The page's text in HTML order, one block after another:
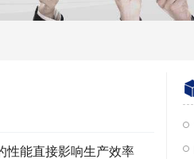
性能直接影响生产效率